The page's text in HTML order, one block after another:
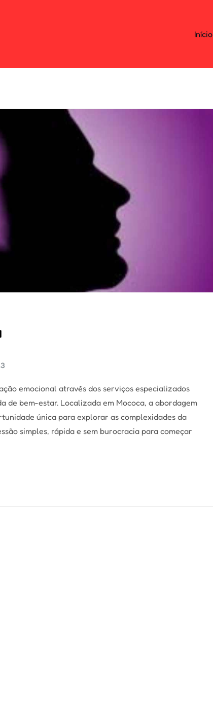
Início
emocional através dos serviços especializados
de bem-estar. Localizada em Mococa, a abordagem
única para explorar as complexidades da
simples, rápida e sem burocracia para começar